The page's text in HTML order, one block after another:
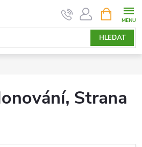
HLEDAT
NÁKUPNÍ
KOŠÍK
, Strana